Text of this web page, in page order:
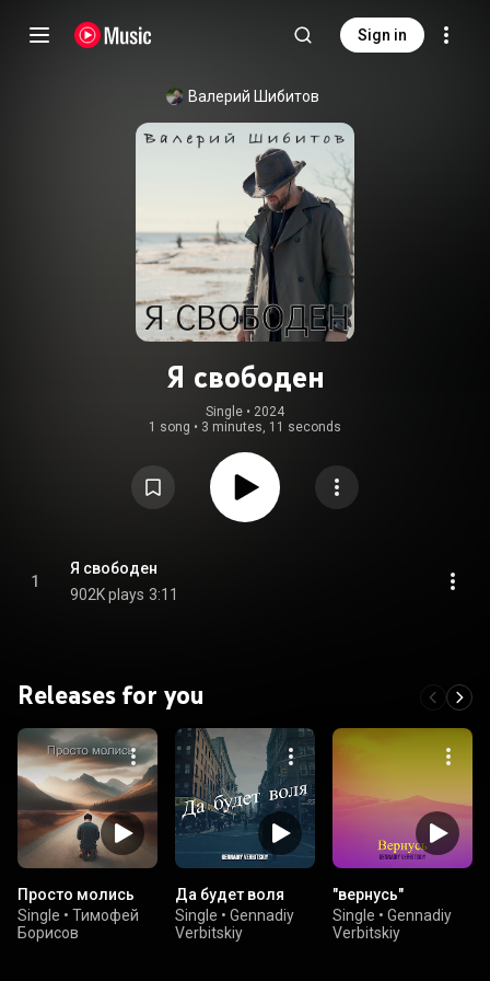
Sign in
Валерий Шибитов
Я свободен
Single • 2024
1 song • 3 minutes, 11 seconds
1
Я свободен
902K plays 3:11
Releases for you
Просто молись
Single • Тимофей
Борисов
Да будет воля
Single • Gennadiy
Verbitskiy
"вернусь"
Single • Gennadiy
Verbitskiy